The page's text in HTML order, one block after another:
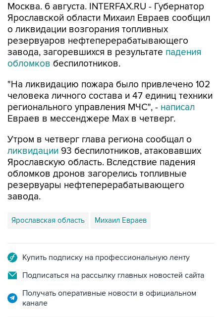
Москва. 6 августа. INTERFAX.RU - Губернатор
Ярославской области Михаил Евраев сообщил
о ликвидации возгорания топливных
резервуаров нефтеперерабатывающего
завода, загоревшихся в результате падения
обломков беспилотников.
"На ликвидацию пожара было привлечено 102
человека личного состава и 47 единиц техники
регионального управления МЧС", - написал
Евраев в мессенджере Мах в четверг.
Утром в четверг глава региона сообщал о
ликвидации 93 беспилотников, атаковавших
Ярославскую область. Вследствие падения
обломков дронов загорелись топливные
резервуары нефтеперерабатывающего
завода.
Ярославская область Михаил Евраев
Купить подписку на профессиональную ленту
Подписаться на рассылку главных новостей сайта
Получать оперативные новости в официальном
канале